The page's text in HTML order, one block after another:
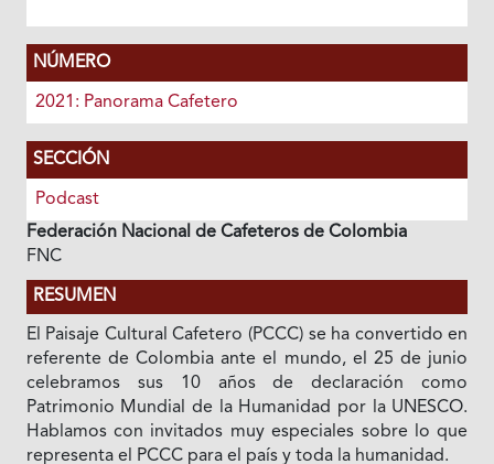
NÚMERO
2021: Panorama Cafetero
SECCIÓN
Podcast
Federación Nacional de Cafeteros de Colombia
FNC
RESUMEN
El Paisaje Cultural Cafetero (PCCC) se ha convertido en
referente de Colombia ante el mundo, el 25 de junio
celebramos sus 10 años de declaración como
Patrimonio Mundial de la Humanidad por la UNESCO.
Hablamos con invitados muy especiales sobre lo que
representa el PCCC para el país y toda la humanidad.